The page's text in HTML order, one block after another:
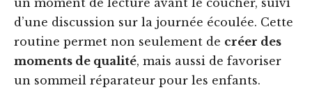
un moment de lecture avant le coucher, suivi
d’une discussion sur la journée écoulée. Cette
routine permet non seulement de créer des
moments de qualité, mais aussi de favoriser
un sommeil réparateur pour les enfants.